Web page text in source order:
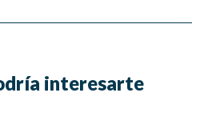
interesarte